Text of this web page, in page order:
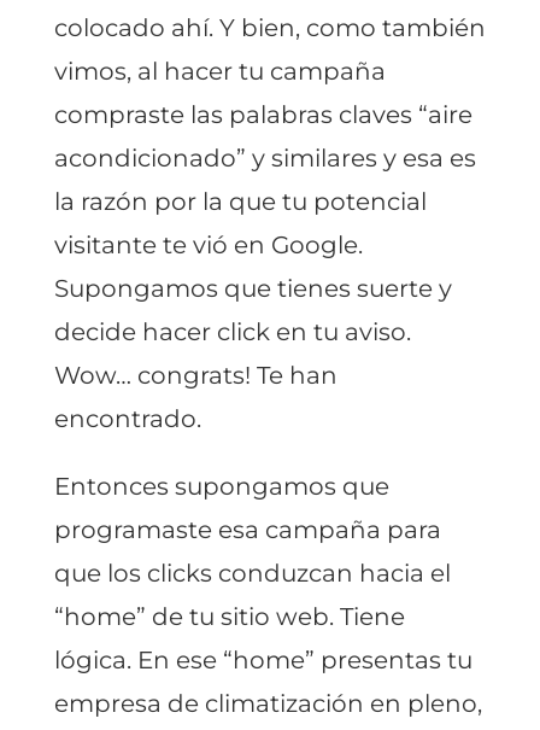
colocado ahí. Y bien, como también
vimos, al hacer tu campaña
compraste las palabras claves “aire
acondicionado” y similares y esa es
la razón por la que tu potencial
visitante te vió en Google.
Supongamos que tienes suerte y
decide hacer click en tu aviso.
Wow… congrats! Te han
encontrado.
Entonces supongamos que
programaste esa campaña para
que los clicks conduzcan hacia el
“home” de tu sitio web. Tiene
lógica. En ese “home” presentas tu
empresa de climatización en pleno,